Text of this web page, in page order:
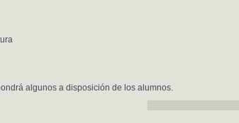
algunos a disposición de los alumnos.